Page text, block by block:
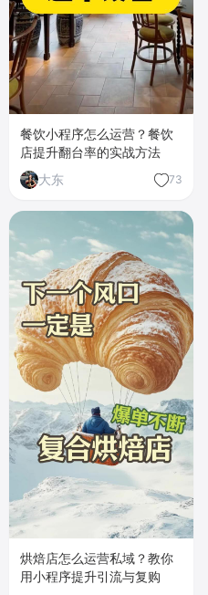
餐饮小程序怎么运营？餐饮
店提升翻台率的实战方法
大东
73
烘焙店怎么运营私域？教你
用小程序提升引流与复购